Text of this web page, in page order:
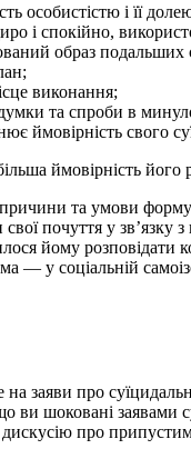
особистістю і її
і спокійно,
образ подальших
виконання;
та спроби в
ймовірність свого
ймовірність його
причини та умови
почуття у
йому
— у соціальній
на заяви про
ви шоковані заявами
про